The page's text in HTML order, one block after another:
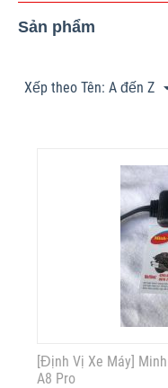
Sản phẩm
Xếp theo Tên: A đến Z
[Định Vị Xe Máy]
A8 Pro